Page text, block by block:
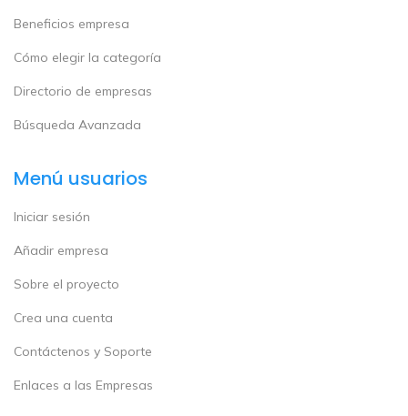
Beneficios empresa
Cómo elegir la categoría
Directorio de empresas
Búsqueda Avanzada
Menú usuarios
Iniciar sesión
Añadir empresa
Sobre el proyecto
Crea una cuenta
Contáctenos y Soporte
Enlaces a las Empresas